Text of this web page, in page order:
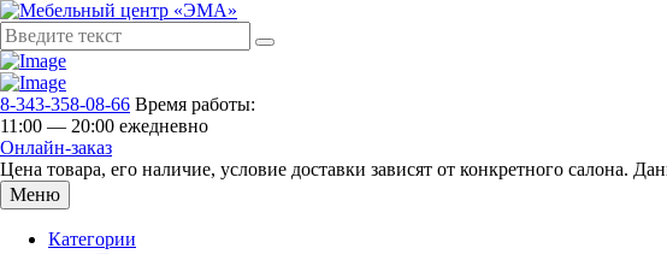
8-343-358-08-66 Время работы:
11:00 — 20:00 ежедневно
Онлайн-заказ
Цена товара, его наличие, условие доставки зависят от конкретного салона.
Меню
Категории